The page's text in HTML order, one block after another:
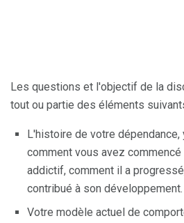
Les questions et l'objectif de la
tout ou partie des éléments
L'histoire de votre
comment vous avez
addictif, comment il a
contribué à son développement.
Votre modèle actuel de